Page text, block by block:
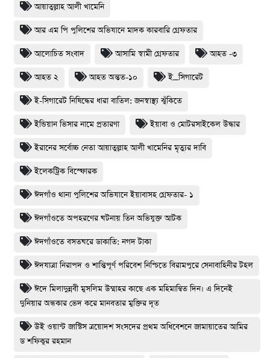
আয়াতুল্লাহ আলী খামেনি
আর এম পি পুলিশের অভিযানে মাদক কারবারি গ্রেফতার
আলোচিত সংবাদ আসামি স্বামী গ্রেফতার আহত -৩
আহত ২ আহত অন্তত-১০ ই_সিগারেট
ই-সিগারেট নিষিদ্ধের ধারা বাতিল: জনস্বাস্থ্য ঝুঁকিতে
ইন্ডিয়ান ভিসার নামে প্রতারণা ইয়াবা ও মোটরসাইকেল উদ্ধার
ইরানের সর্বোচ্চ নেতা আয়াতুল্লাহ আলী খামেনির মৃত্যুর দাবি
ইলেকট্রিক বিস্ফোরক
ঈদগাঁও থানা পুলিশের অভিযানে ইয়াবাসহ গ্রেফতার- ১
ঈদগাঁওতে অপহরণের ঘটনায় তিন অভিযুক্ত আটক
ঈদগাঁওতে বসতঘরে ডাকাতি: নগদ টাকা
ঈদযাত্রা নিরাপদ ও শান্তিপূর্ণ পরিবেশ নিশ্চিতে বিরামপুরে সেনাবাহিনীর টহল
ঈদে মিলাদুন্নবী মুসলিম উম্মাহর কাছে এক মহিমান্বিত দিন। এ দিনেই
দুনিয়ার অন্ধকার ভেদ করে মানবতার মুক্তির দূত
উই ওয়ান্ট জাস্টিস ত্রয়োদশ সংসদের প্রথম অধিবেশনে জামায়াতের আমির
ড শফিকুর রহমান